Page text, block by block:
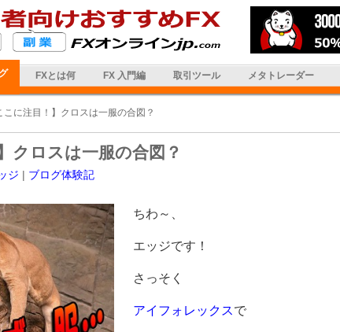
FXとは何 FX 入門編 取引ツール メタトレーダー
こに注目！】クロスは一服の合図？
クロスは一服の合図？
ジ | ブログ体験記
ちわ～、
エッジです！
さっそく
アイフォレックスで